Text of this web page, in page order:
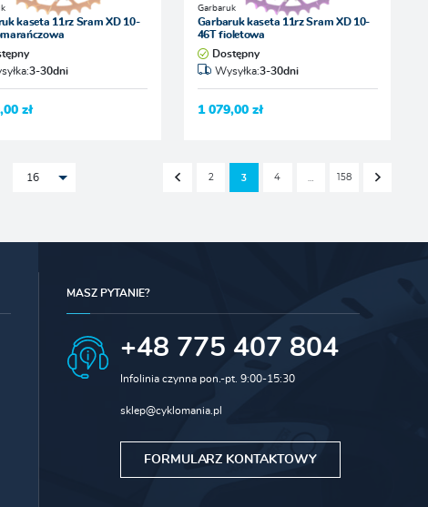
kaseta 11rz Sram XD 10-
3-30dni
zł
Garbaruk
Garbaruk kaseta 11rz Sram XD 10-
46T fioletowa
Dostępny
Wysyłka:3-30dni
1 079,00 zł
16 2 3 4 158
MASZ PYTANIE?
+48 775 407 804
Infolinia czynna pon.-pt. 9:00-15:30
sklep@cyklomania.pl
FORMULARZ KONTAKTOWY